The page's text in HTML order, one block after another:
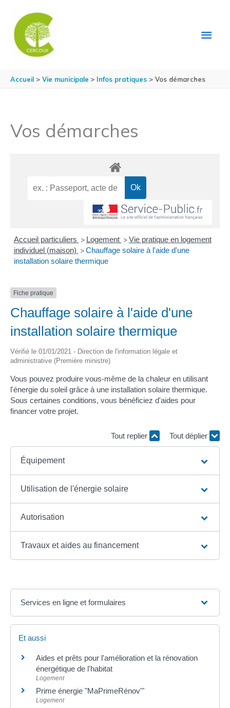
Accueil Vie municipale Infos pratiques Vos démarches
Vos démarches
Accueil particuliers > Logement > Vie pratique en logement
individuel (maison) > Chauffage solaire à l'aide d'une
installation solaire thermique
Fiche pratique
Chauffage solaire à l'aide d'une
installation solaire thermique
Vérifié le 01/01/2021 - Direction de l'information légale et
administrative (Première ministre)
Vous pouvez produire vous-même de la chaleur en utilisant
l'énergie du soleil grâce à une installation solaire thermique.
Sous certaines conditions, vous bénéficiez d'aides pour
financer votre projet.
Tout replier Tout déplier
Équipement
Utilisation de l'énergie solaire
Autorisation
Travaux et aides au financement
Services en ligne et formulaires
Et aussi
Aides et prêts pour l'amélioration et la rénovation
énergétique de l'habitat
Logement
Prime énergie "MaPrimeRénov'"
Logement